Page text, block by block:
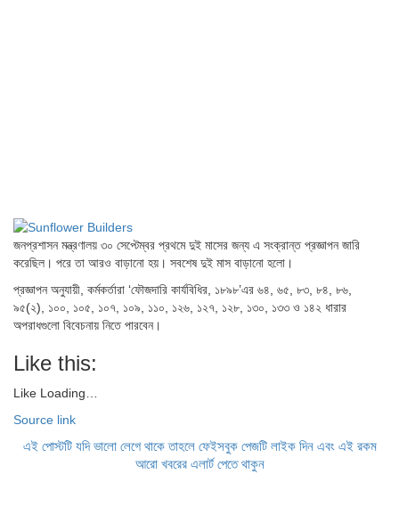
জনপ্রশাসন মন্ত্রণালয় ৩০ সেপ্টেম্বর প্রথমে দুই মাসের জন্য এ সংক্রান্ত প্রজ্ঞাপন জারি
করেছিল। পরে তা আরও বাড়ানো হয়। সবশেষ দুই মাস বাড়ানো হলো।
প্রজ্ঞাপন অনুযায়ী, কর্মকর্তারা ‘ফৌজদারি কার্যবিধির, ১৮৯৮’এর ৬৪, ৬৫, ৮৩, ৮৪, ৮৬,
৯৫(২), ১০০, ১০৫, ১০৭, ১০৯, ১১০, ১২৬, ১২৭, ১২৮, ১৩০, ১৩৩ ও ১৪২ ধারার
অপরাধগুলো বিবেচনায় নিতে পারবেন।
Like this:
Like Loading…
Source link
এই পোস্টটি যদি ভালো লেগে থাকে তাহলে ফেইসবুক পেজটি লাইক দিন এবং এই রকম
আরো খবরের এলার্ট পেতে থাকুন